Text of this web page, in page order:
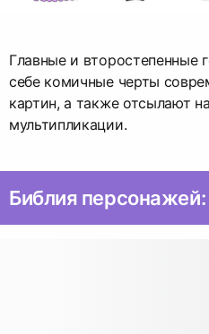
Главные и второстепенные
себе комичные черты
картин, а также отсылают
мультипликации.
Библия персонажей: